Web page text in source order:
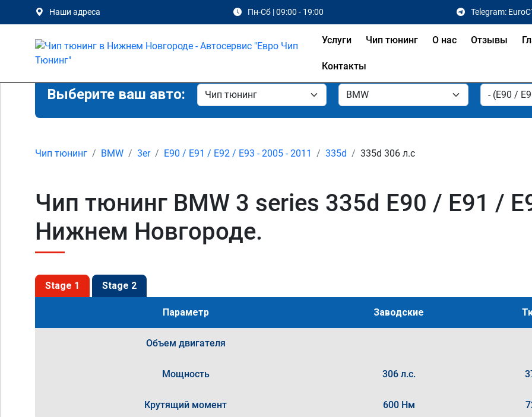
Наши адреса Пн-Сб | 09:00 - 19:00 Telegram:
Услуги Чип тюнинг О нас Отзывы
Контакты
Выберите ваш авто:
Чип тюнинг BMW 3er E90 / E91 / E92 / E93 - 2005 - 2011 335d 335d 306 л.с
Чип тюнинг BMW 3 series 335d E90 / E91 /
Нижнем Новгороде.
Stage 1 Stage 2
Параметр Заводские
Объем двигателя
Мощность 306 л.с.
Крутящий момент 600 Нм